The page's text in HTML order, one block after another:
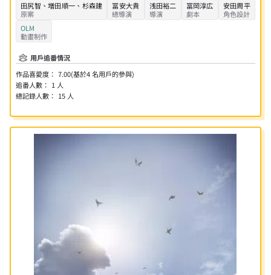
田尻智 、増田順一 、 杉森建
原案
冨安大貴
總導演
浅田裕二
導演
冨岡淳広
劇本
安田周平
角色設計
OLM
動畫制作
用戶追番情況
作品喜愛度： 7.00(基於4名用戶的參與)
追番人數： 1 人
總記錄人數： 15 人